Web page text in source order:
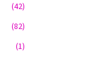
(42)
(82)
(1)